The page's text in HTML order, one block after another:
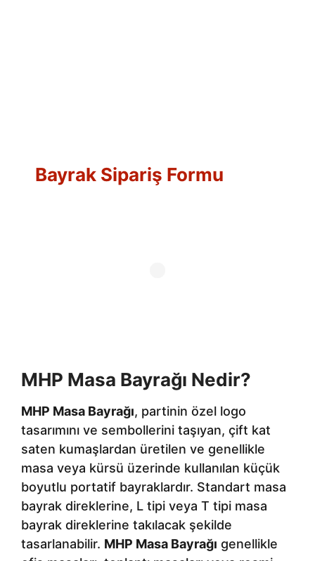
Bayrak Sipariş Formu
MHP Masa Bayrağı Nedir?
MHP Masa Bayrağı, partinin özel logo
tasarımını ve sembollerini taşıyan, çift kat
saten kumaşlardan üretilen ve genellikle
masa veya kürsü üzerinde kullanılan küçük
boyutlu portatif bayraklardır. Standart masa
bayrak direklerine, L tipi veya T tipi masa
bayrak direklerine takılacak şekilde
tasarlanabilir. MHP Masa Bayrağı genellikle